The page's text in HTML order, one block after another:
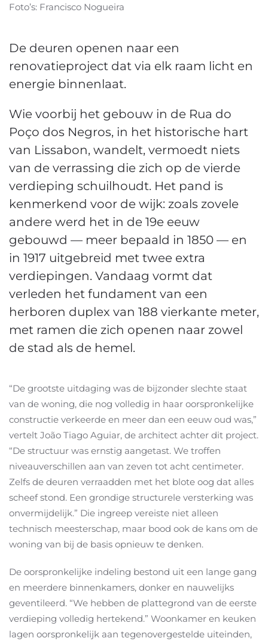
Foto’s: Francisco Nogueira
De deuren openen naar een
renovatieproject dat via elk raam licht en
energie binnenlaat.
Wie voorbij het gebouw in de Rua do
Poço dos Negros, in het historische hart
van Lissabon, wandelt, vermoedt niets
van de verrassing die zich op de vierde
verdieping schuilhoudt. Het pand is
kenmerkend voor de wijk: zoals zovele
andere werd het in de 19e eeuw
gebouwd — meer bepaald in 1850 — en
in 1917 uitgebreid met twee extra
verdiepingen. Vandaag vormt dat
verleden het fundament van een
herboren duplex van 188 vierkante meter,
met ramen die zich openen naar zowel
de stad als de hemel.
“De grootste uitdaging was de bijzonder slechte staat
van de woning, die nog volledig in haar oorspronkelijke
constructie verkeerde en meer dan een eeuw oud was,”
vertelt João Tiago Aguiar, de architect achter dit project.
“De structuur was ernstig aangetast. We troffen
niveauverschillen aan van zeven tot acht centimeter.
Zelfs de deuren verraadden met het blote oog dat alles
scheef stond. Een grondige structurele versterking was
onvermijdelijk.” Die ingreep vereiste niet alleen
technisch meesterschap, maar bood ook de kans om de
woning van bij de basis opnieuw te denken.
De oorspronkelijke indeling bestond uit een lange gang
en meerdere binnenkamers, donker en nauwelijks
geventileerd. “We hebben de plattegrond van de eerste
verdieping volledig hertekend.” Woonkamer en keuken
lagen oorspronkelijk aan tegenovergestelde uiteinden,